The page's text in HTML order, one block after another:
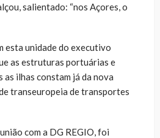
salientado: “nos Açores, o
esta unidade do executivo
as estruturas portuárias e
ilhas constam já da nova
transeuropeia de transportes
com a DG REGIO, foi